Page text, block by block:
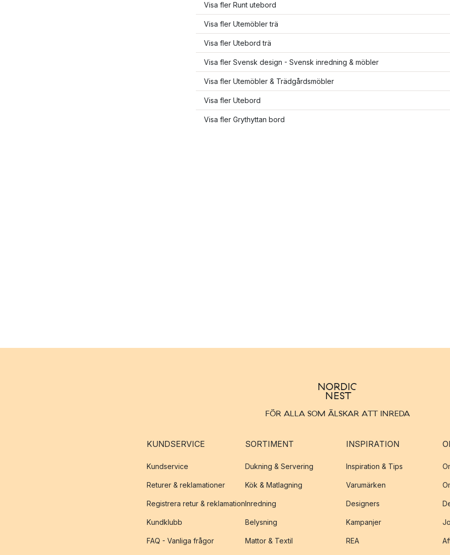
Visa fler Runt utebord
Visa fler Utemöbler trä
Visa fler Utebord trä
Visa fler Svensk design - Svensk inredning & möbler
Visa fler Utemöbler & Trädgårdsmöbler
Visa fler Utebord
Visa fler Grythyttan bord
FÖR ALLA SOM ÄLSKAR ATT INREDA
KUNDSERVICE
Kundservice
Returer & reklamationer
Registrera retur & reklamation
Kundklubb
FAQ - Vanliga frågor
SORTIMENT
Dukning & Servering
Kök & Matlagning
Inredning
Belysning
Mattor & Textil
INSPIRATION
Inspiration & Tips
Varumärken
Designers
Kampanjer
REA